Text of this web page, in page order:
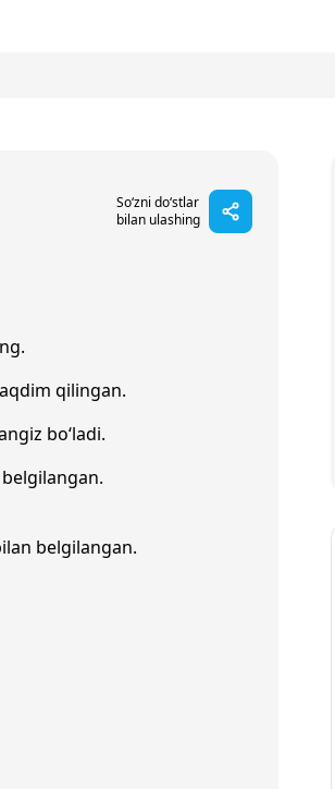
So‘zni do‘stlar
bilan ulashing
qilingan.
bo‘ladi.
belgilangan.